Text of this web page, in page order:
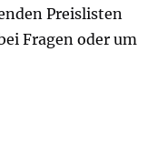
Preislisten
Fragen oder um